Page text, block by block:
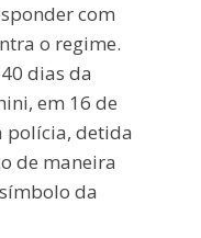
com
o regime.
dias da
em 16 de
polícia, detida
de maneira
da